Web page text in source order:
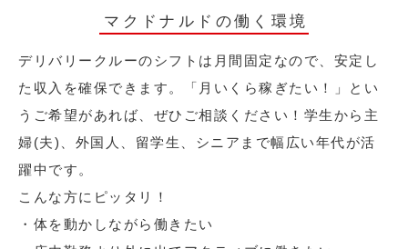
マクドナルドの働く環境
デリバリークルーのシフトは月間固定なので、安定し
た収入を確保できます。「月いくら稼ぎたい！」とい
うご希望があれば、ぜひご相談ください！学生から主
婦(夫)、外国人、留学生、シニアまで幅広い年代が活
躍中です。
こんな方にピッタリ！
・体を動かしながら働きたい